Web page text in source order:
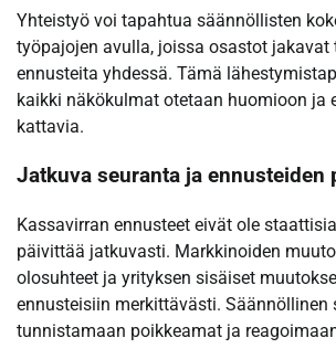
Yhteistyö voi tapahtua säännöllisten
työpajojen avulla, joissa osastot
ennusteita yhdessä. Tämä
kaikki näkökulmat otetaan huomioon ja
kattavia.
Jatkuva seuranta ja ennusteiden
Kassavirran ennusteet eivät ole
päivittää jatkuvasti. Markkinoiden
olosuhteet ja yrityksen sisäiset
ennusteisiin merkittävästi. Säännöllinen
tunnistamaan poikkeamat ja